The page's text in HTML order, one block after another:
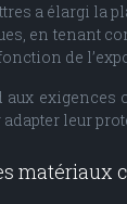
a élargi la
en tenant
de
aux
leur
matériaux